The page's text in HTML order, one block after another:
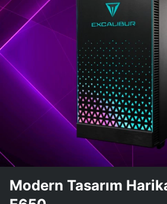
Modern Tasarım